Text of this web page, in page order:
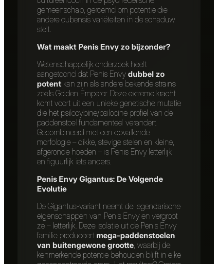
gemeenschap, geroemd om potentie die
andere cubensis variëteiten in de schaduw
stelt.
Wat maakt Penis Envy zo bijzonder?
Wetenschappelijk onderzoek heeft
aangetoond dat Penis Envy dubbel zo
potent kan zijn als andere bekende strains
zoals Golden Emperor. Deze extreme kracht
komt voort uit een unieke genetische mutatie
die het psilocybine/psilocine profiel van de
paddenstoel fundamenteel verandert.
Gecombineerd met een opvallende
morfologie – dikke, stevige stelen en kleine,
afgeronde hoeden – is Penis Envy letterlijk
en figuurlijk iets anders.
Penis Envy Gigantus: De Volgende
Evolutie
De Gigantus-variant neemt de legendarische
eigenschappen van Penis Envy en vergroot
ze – letterlijk. Deze isolatie uit de Penis Envy
familie produceert mega-paddenstoelen
van buitengewone grootte, waarbij de
kenmerkende potentie behouden blijft in elke